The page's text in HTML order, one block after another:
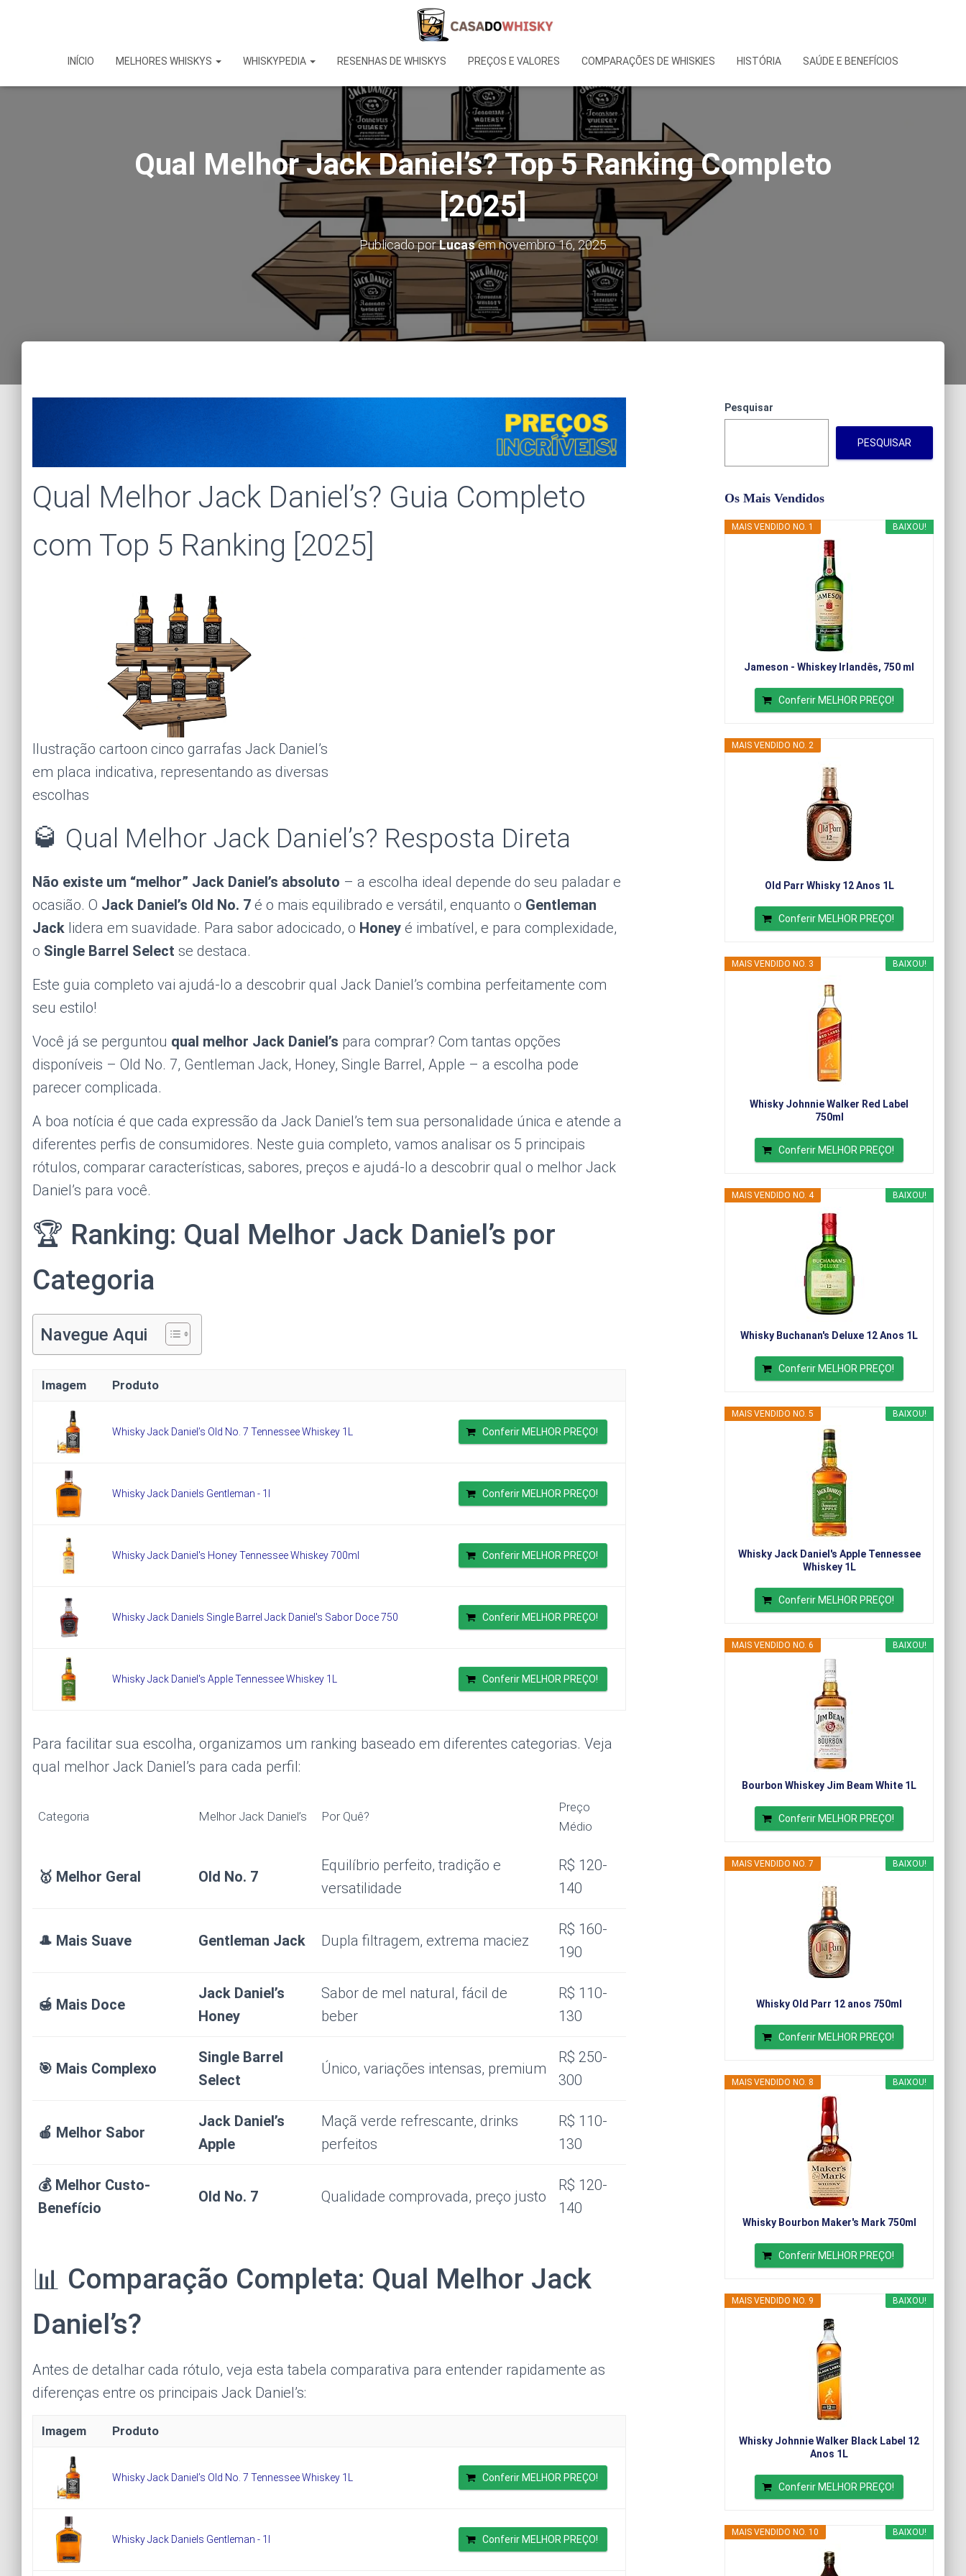
INÍCIO MELHORES WHISKYS WHISKYPEDIA RESENHAS DE WHISKYS PREÇOS E VALORES COMPARAÇÕES DE WHISKIES HISTÓRIA SAÚDE E BENEFÍCIOS
Qual Melhor Jack Daniel’s? Top 5 Ranking Completo
[2025]
Publicado porLucasemnovembro 16, 2025
Qual Melhor Jack Daniel’s? Guia Completo
com Top 5 Ranking [2025]
Ilustração cartoon cinco garrafas Jack Daniel’s
em placa indicativa, representando as diversas
escolhas
🥃 Qual Melhor Jack Daniel’s? Resposta Direta
Não existe um “melhor” Jack Daniel’s absoluto – a escolha ideal depende do seu paladar e
ocasião. O Jack Daniel’s Old No. 7 é o mais equilibrado e versátil, enquanto o Gentleman
Jack lidera em suavidade. Para sabor adocicado, o Honey é imbatível, e para complexidade,
o Single Barrel Select se destaca.
Este guia completo vai ajudá-lo a descobrir qual Jack Daniel’s combina perfeitamente com
seu estilo!
Você já se perguntou qual melhor Jack Daniel’s para comprar? Com tantas opções
disponíveis – Old No. 7, Gentleman Jack, Honey, Single Barrel, Apple – a escolha pode
parecer complicada.
A boa notícia é que cada expressão da Jack Daniel’s tem sua personalidade única e atende a
diferentes perfis de consumidores. Neste guia completo, vamos analisar os 5 principais
rótulos, comparar características, sabores, preços e ajudá-lo a descobrir qual o melhor Jack
Daniel’s para você.
🏆 Ranking: Qual Melhor Jack Daniel’s por
Categoria
Navegue Aqui
Imagem Produto
Whisky Jack Daniel’s Old No. 7 Tennessee Whiskey 1L Conferir MELHOR PREÇO!
Whisky Jack Daniels Gentleman - 1l Conferir MELHOR PREÇO!
Whisky Jack Daniel's Honey Tennessee Whiskey 700ml Conferir MELHOR PREÇO!
Whisky Jack Daniels Single Barrel Jack Daniel's Sabor Doce 750 Conferir MELHOR PREÇO!
Whisky Jack Daniel's Apple Tennessee Whiskey 1L Conferir MELHOR PREÇO!
Para facilitar sua escolha, organizamos um ranking baseado em diferentes categorias. Veja
qual melhor Jack Daniel’s para cada perfil:
Categoria Melhor Jack Daniel’s Por Quê?
Preço
Médio
🥇 Melhor Geral Old No. 7
Equilíbrio perfeito, tradição e
versatilidade
R$ 120-
140
🎩 Mais Suave Gentleman Jack Dupla filtragem, extrema maciez
R$ 160-
190
🍯 Mais Doce
Jack Daniel’s
Honey
Sabor de mel natural, fácil de
beber
R$ 110-
130
🎯 Mais Complexo
Single Barrel
Select
Único, variações intensas, premium
R$ 250-
300
🍎 Melhor Sabor
Jack Daniel’s
Apple
Maçã verde refrescante, drinks
perfeitos
R$ 110-
130
💰 Melhor Custo-
Benefício
Old No. 7 Qualidade comprovada, preço justo
R$ 120-
140
📊 Comparação Completa: Qual Melhor Jack
Daniel’s?
Antes de detalhar cada rótulo, veja esta tabela comparativa para entender rapidamente as
diferenças entre os principais Jack Daniel’s:
Imagem Produto
Whisky Jack Daniel’s Old No. 7 Tennessee Whiskey 1L Conferir MELHOR PREÇO!
Whisky Jack Daniels Gentleman - 1l Conferir MELHOR PREÇO!
Pesquisar
PESQUISAR
Os Mais Vendidos
BAIXOU!
MAIS VENDIDO NO. 1
Jameson - Whiskey Irlandês, 750 ml
Conferir MELHOR PREÇO!
MAIS VENDIDO NO. 2
Old Parr Whisky 12 Anos 1L
Conferir MELHOR PREÇO!
BAIXOU!
MAIS VENDIDO NO. 3
Whisky Johnnie Walker Red Label
750ml
Conferir MELHOR PREÇO!
BAIXOU!
MAIS VENDIDO NO. 4
Whisky Buchanan's Deluxe 12 Anos 1L
Conferir MELHOR PREÇO!
BAIXOU!
MAIS VENDIDO NO. 5
Whisky Jack Daniel's Apple Tennessee
Whiskey 1L
Conferir MELHOR PREÇO!
BAIXOU!
MAIS VENDIDO NO. 6
Bourbon Whiskey Jim Beam White 1L
Conferir MELHOR PREÇO!
BAIXOU!
MAIS VENDIDO NO. 7
Whisky Old Parr 12 anos 750ml
Conferir MELHOR PREÇO!
BAIXOU!
MAIS VENDIDO NO. 8
Whisky Bourbon Maker's Mark 750ml
Conferir MELHOR PREÇO!
BAIXOU!
MAIS VENDIDO NO. 9
Whisky Johnnie Walker Black Label 12
Anos 1L
Conferir MELHOR PREÇO!
BAIXOU!
MAIS VENDIDO NO. 10